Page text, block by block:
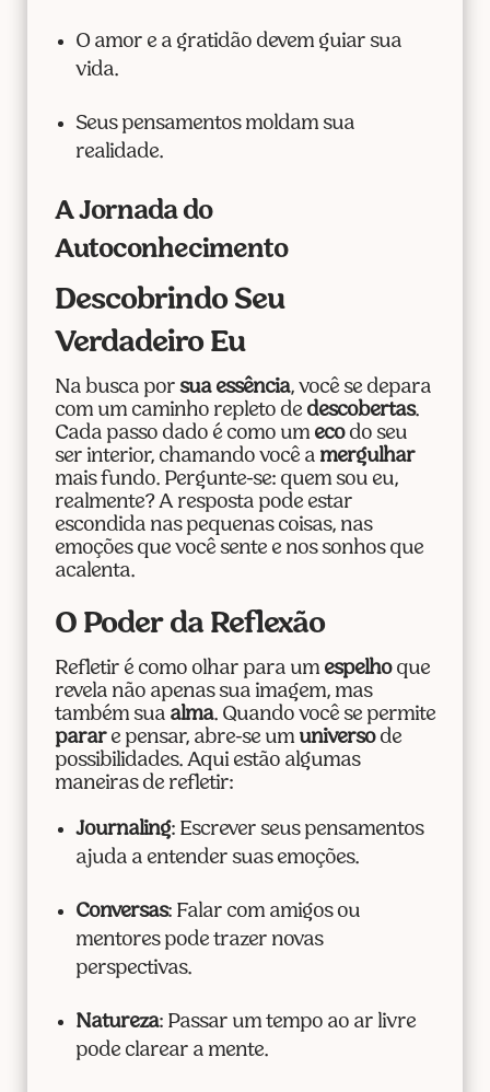
O amor e a gratidão devem guiar sua
vida.
Seus pensamentos moldam sua
realidade.
A Jornada do
Autoconhecimento
Descobrindo Seu
Verdadeiro Eu
Na busca por sua essência, você se depara
com um caminho repleto de descobertas.
Cada passo dado é como um ecodo seu
ser interior, chamando você a mergulhar
mais fundo. Pergunte-se: quem sou eu,
realmente? A resposta pode estar
escondida nas pequenas coisas, nas
emoções que você sente e nos sonhos que
acalenta.
O Poder da Reflexão
Refletir é como olhar para um espelhoque
revela não apenas sua imagem, mas
também sua alma. Quando você se permite
parare pensar, abre-se um universode
possibilidades. Aqui estão algumas
maneiras de refletir:
Journaling: Escrever seus pensamentos
ajuda a entender suas emoções.
Conversas: Falar com amigos ou
mentores pode trazer novas
perspectivas.
Natureza: Passar um tempo ao ar livre
pode clarear a mente.